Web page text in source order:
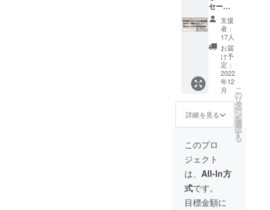
限定パ
ンフ
レット
（A4サ
イズ/第
3回単独
公演~燎
~を1冊
ギュッ
とまと
めた公
をお送
りいた
しま
す。演
奏楽曲
解説や
演者の
セージ
入り集
合写真
（A4サ
イズ/公
演当日
の写真
にメン
バーの
手書き
メッ
セージ
を書き
込んで
お送り
いたし
ます）
・リ
ターン
限定パ
支援
者：
17人
お届
け予
定：
2022
年12
月
詳細を見る
こ
の
リ
タ
ー
ン
を
選
択
す
る
このプロ
ジェクト
は、 All-In方
式です。
目標金額に